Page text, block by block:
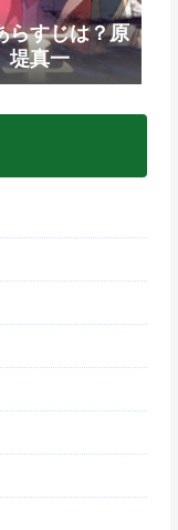
すじは？原
堤真一